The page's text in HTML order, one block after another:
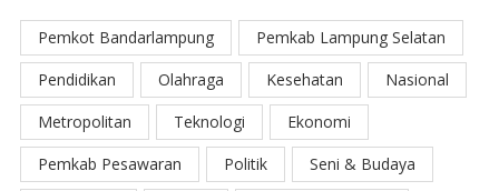
Pemkot Bandarlampung
Pemkab Lampung Selatan
Pendidikan
Olahraga Kesehatan
Nasional
Metropolitan
Teknologi
Ekonomi
Pemkab Pesawaran
Politik
Seni & Budaya